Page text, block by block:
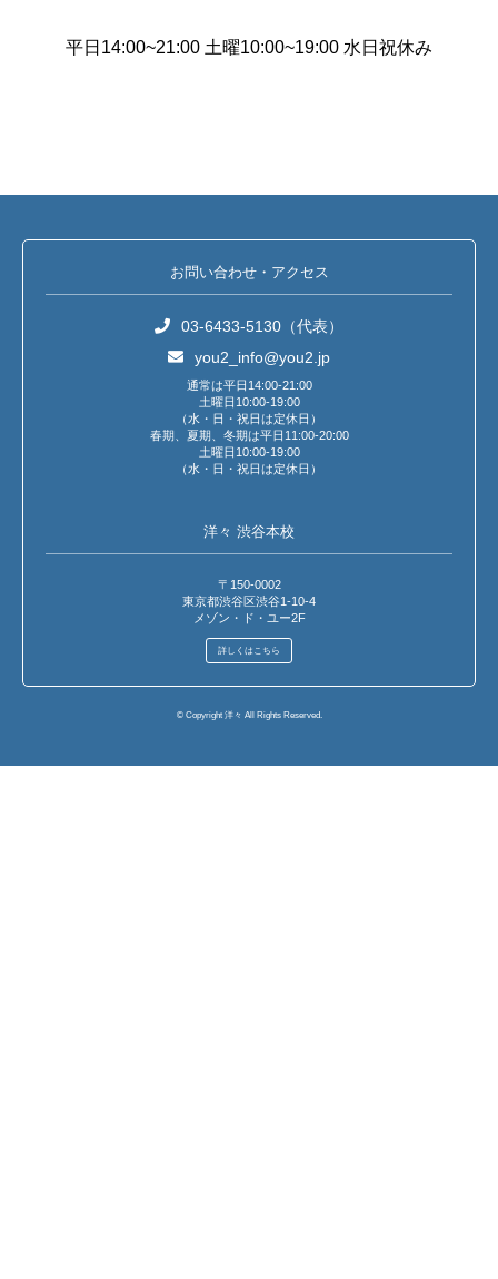
平日14:00~21:00 土曜10:00~19:00 水日祝休み
お問い合わせ・アクセス
03-6433-5130（代表）
you2_info@you2.jp
通常は平日14:00-21:00
土曜日10:00-19:00
（水・日・祝日は定休日）
春期、夏期、冬期は平日11:00-20:00
土曜日10:00-19:00
（水・日・祝日は定休日）
洋々 渋谷本校
〒150-0002
東京都渋谷区渋谷1-10-4
メゾン・ド・ユー2F
詳しくはこちら
© Copyright 洋々 All Rights Reserved.